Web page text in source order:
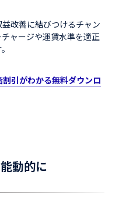
改善に結びつけるチャン
ャージや運賃水準を適正
引がわかる無料ダウンロ
動的に